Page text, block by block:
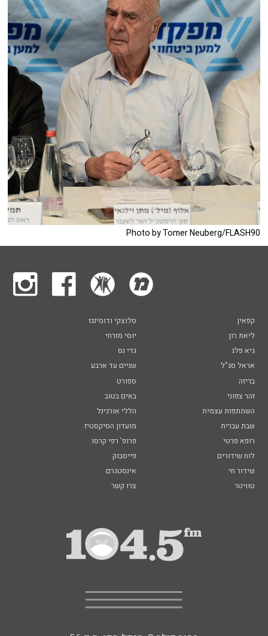
Photo by Tomer Neuberg/FLASH90
קפאין
סלוצקי ודומינגז
ליאת רון
יוסי מזרחי
גיא פלג
גדי נס
אראל סג"ל
שניים עד ארבע
בריזה
ספורט
זהר צפוני
באים בטוב
השתתפות עצמית
הללי אורגינל
שבת עברית
מועדון הסיקסטיז
רופא פרטי
פרופ' רפי קרסו
לוח שידורים
פייסבוק
שידור חי
אינסטגרם
טוויטר
צרו קשר